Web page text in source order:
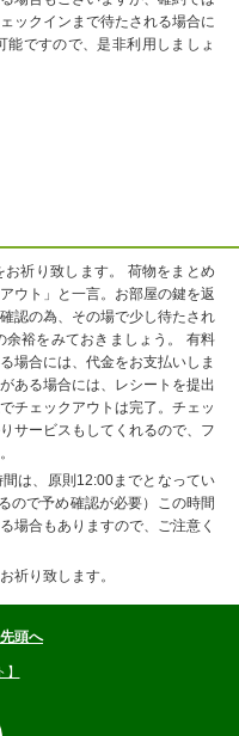
ックインまで待たされる場合に
ですので、是非利用しましょ
祈り致します。 荷物をまとめ
ウト」と一言。お部屋の鍵を返
認の為、その場で少し待たされ
余裕をみておきましょう。 有料
場合には、代金をお支払いしま
ある場合には、レシートを提出
チェックアウトは完了。チェッ
サービスもしてくれるので、フ
は、原則12:00までとなってい
ので予め確認が必要）この時間
場合もありますので、ご注意く
祈り致します。
頭へ